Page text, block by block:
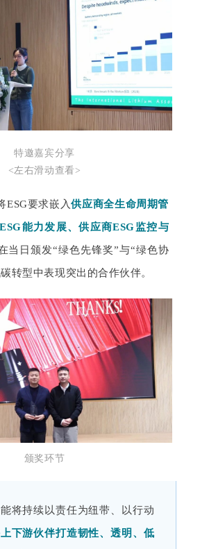
特邀嘉宾分享
<左右滑动查看>
ESG要求嵌入供应商全生命周期管
能力发展、供应商ESG监控与
当日颁发“绿色先锋奖”与“绿色协
转型中表现突出的合作伙伴。
颁奖环节
将持续以责任为纽带、以行动
下游伙伴打造韧性、透明、低